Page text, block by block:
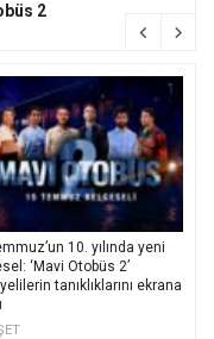
2
10. yılında yeni
‘Mavi Otobüs 2’
tanıklıklarını ekrana